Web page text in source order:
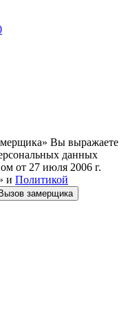
Вы выражаете
данных
от 27 июля 2006 г.
и Политикой
замерщика